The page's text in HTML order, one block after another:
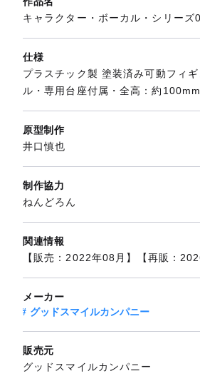
キャラクター・ボーカル・シリーズ
仕様
プラスチック製 塗装済み可動フィ
ル・専用台座付属・全高：約100mm
原型制作
井口慎也
制作協力
ねんどろん
関連情報
【販売：2022年08月】【再販：
メーカー
グッドスマイルカンパニー
販売元
グッドスマイルカンパニー